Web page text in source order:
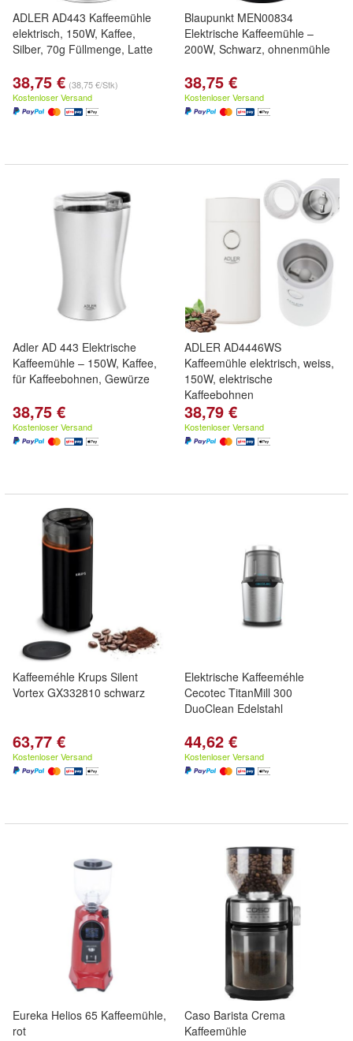
ADLER AD443 Kaffeemühle
elektrisch, 150W, Kaffee,
Silber, 70g Füllmenge, Latte
38,75 € (38,75 €/Stk)
Kostenloser Versand
Blaupunkt MEN00834
Elektrische Kaffeemühle –
200W, Schwarz, ohnenmühle
38,75 €
Kostenloser Versand
Adler AD 443 Elektrische
Kaffeemühle – 150W, Kaffee,
für Kaffeebohnen, Gewürze
38,75 €
Kostenloser Versand
ADLER AD4446WS
Kaffeemühle elektrisch, weiss,
150W, elektrische
Kaffeebohnen
38,79 €
Kostenloser Versand
Kaffeeméhle Krups Silent
Vortex GX332810 schwarz
63,77 €
Kostenloser Versand
Elektrische Kaffeeméhle
Cecotec TitanMill 300
DuoClean Edelstahl
44,62 €
Kostenloser Versand
Eureka Helios 65 Kaffeemühle,
rot
Caso Barista Crema
Kaffeemühle